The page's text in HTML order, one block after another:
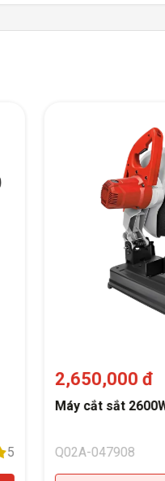
5
2,650,000 đ
Máy cắt sắt
Q02A-047908